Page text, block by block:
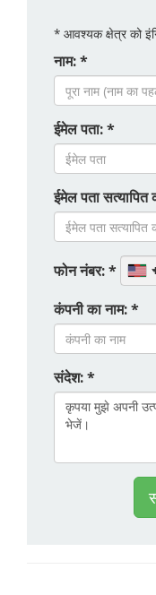
* आवश्यक क्षेत्र को
नाम: *
ईमेल पता: *
ईमेल पता
फोन नंबर: *
कंपनी का नाम: *
संदेश: *